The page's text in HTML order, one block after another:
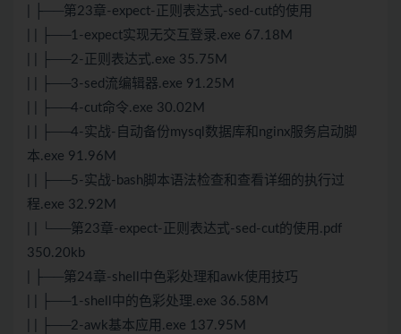
| ├──第23章-expect-正则表达式-sed-cut的使用
| | ├──1-expect实现无交互登录.exe 67.18M
| | ├──2-正则表达式.exe 35.75M
| | ├──3-sed流编辑器.exe 91.25M
| | ├──4-cut命令.exe 30.02M
| | ├──4-实战-自动备份mysql数据库和nginx服务启动脚
本.exe 91.96M
| | ├──5-实战-bash脚本语法检查和查看详细的执行过
程.exe 32.92M
| | └──第23章-expect-正则表达式-sed-cut的使用.pdf
350.20kb
| ├──第24章-shell中色彩处理和awk使用技巧
| | ├──1-shell中的色彩处理.exe 36.58M
| | ├──2-awk基本应用.exe 137.95M